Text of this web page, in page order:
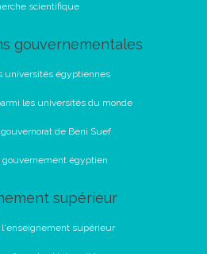
scientifique
gouvernementales
universités égyptiennes
les universités du monde
de Beni Suef
gouvernement égyptien
supérieur
supérieur